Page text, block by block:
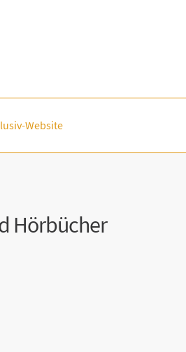
Website
Hörbücher